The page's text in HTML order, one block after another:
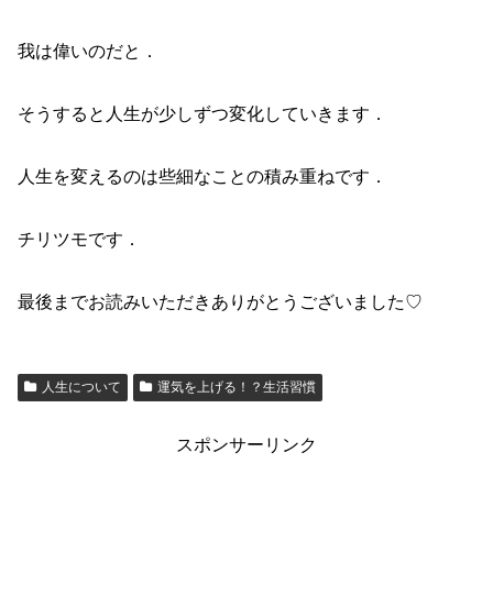
我は偉いのだと．
そうすると人生が少しずつ変化していきます．
人生を変えるのは些細なことの積み重ねです．
チリツモです．
最後までお読みいただきありがとうございました♡
人生について 運気を上げる！？生活習慣
スポンサーリンク